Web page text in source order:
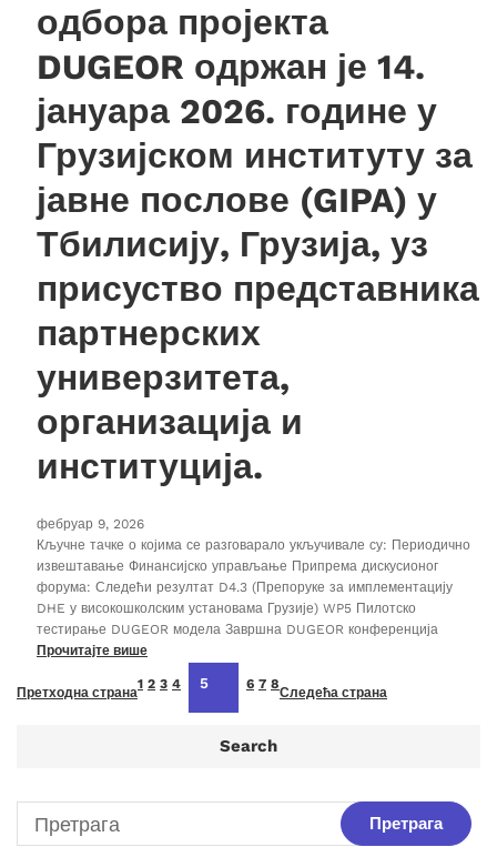
одбора пројекта
DUGEOR одржан је 14.
јануара 2026. године у
Грузијском институту за
јавне послове (GIPA) у
Тбилисију, Грузија, уз
присуство представника
партнерских
универзитета,
организација и
институција.
фебруар 9, 2026
Кључне тачке о којима се разговарало укључивале су: Периодично
извештавање Финансијско управљање Припрема дискусионог
форума: Следећи резултат D4.3 (Препоруке за имплементацију
DHE у високошколским установама Грузије) WP5 Пилотско
тестирање DUGEOR модела Завршна DUGEOR конференција
Прочитајте више
Претходна страна
1 2 3 4 5 6 7 8
Следећа страна
Search